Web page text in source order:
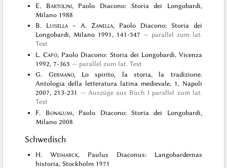
E. Bartolini, Paolo Diacono: Storia dei Longobardi,
Milano 1988
B. Luisella – A.Zanella, Paolo Diacono: Storia dei
Longobardi, Milano 1991, 141-547
parallel zum lat.
Text
L.Capo, Paolo Diacono: Storia dei Longobardi, Vicenza
1992, 7-365
parallel zum lat. Text
G. Germano, Lo spirito, la storia, la tradizione.
Antologia della letteratura latina medievale, 1, Napoli
2007, 213-231
Auszüge aus Buch I parallel zum lat.
Text
F. Bonalumi, Paolo Diacono: Storia dei Longobardi,
Milano 2008
Schwedisch
H.Weimarck, Paulus Diaconus: Langobardernas
historia, Stockholm 1971